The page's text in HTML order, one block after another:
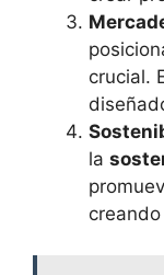
crucial.
la